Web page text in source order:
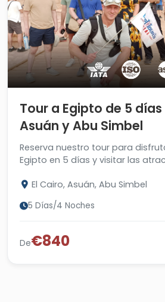
Tour a Egipto de 5 días
Asuán y Abu Simbel
Reserva nuestro tour para
Egipto en 5 días y visitar las
El Cairo, Asuán, Abu Simbel
5 Días/4 Noches
De€840